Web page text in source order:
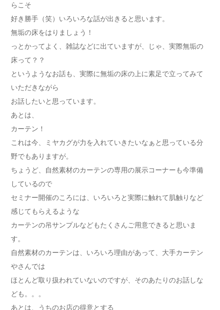
らこそ
好き勝手（笑）いろいろな話が出きると思います。
無垢の床をはりましょう！
っとかってよく、雑誌などに出ていますが、じゃ、実際無垢の
床って？？
というようなお話も、実際に無垢の床の上に素足で立ってみて
いただきながら
お話したいと思っています。
あとは、
カーテン！
これは今、ミヤカグが力を入れていきたいなぁと思っている分
野でもありますが。
ちょうど、自然素材のカーテンの専用の展示コーナーも今準備
しているので
セミナー開催のころには、いろいろと実際に触れて肌触りなど
感じてもらえるような
カーテンの吊サンプルなどもたくさんご用意できると思いま
す。
自然素材のカーテンは、いろいろ理由があって、大手カーテン
やさんでは
ほとんど取り扱われていないのですが、そのあたりのお話しな
ども。。。
あとは、うちのお店の得意とする